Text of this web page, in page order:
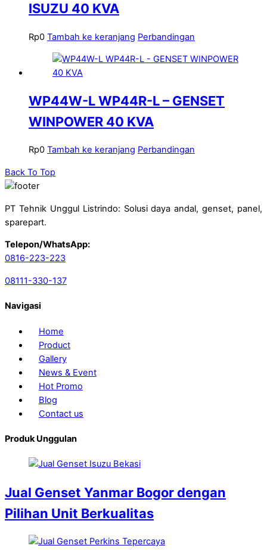
ISUZU 40 KVA
Rp0 Tambah ke keranjang Perbandingan
WP44W-L WP44R-L – GENSET
WINPOWER 40 KVA
Rp0 Tambah ke keranjang Perbandingan
Back To Top
PT Tehnik Unggul Listrindo: Solusi daya andal, genset, panel,
sparepart.
Telepon/WhatsApp:
0816-223-223
08111-330-137
Navigasi
Home
Product
Gallery
News & Event
Hot Promo
Blog
Contact us
Produk Unggulan
Jual Genset Yanmar Bogor dengan
Pilihan Unit Berkualitas